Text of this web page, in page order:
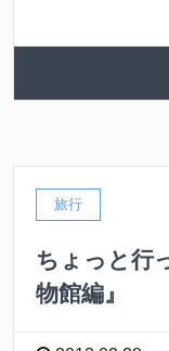
旅行
ちょっと行
物館編』